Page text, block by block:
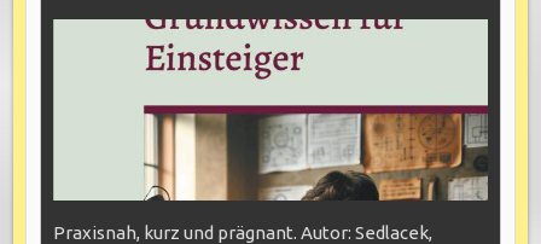
Praxisnah, kurz und prägnant. Autor: Sedlacek,